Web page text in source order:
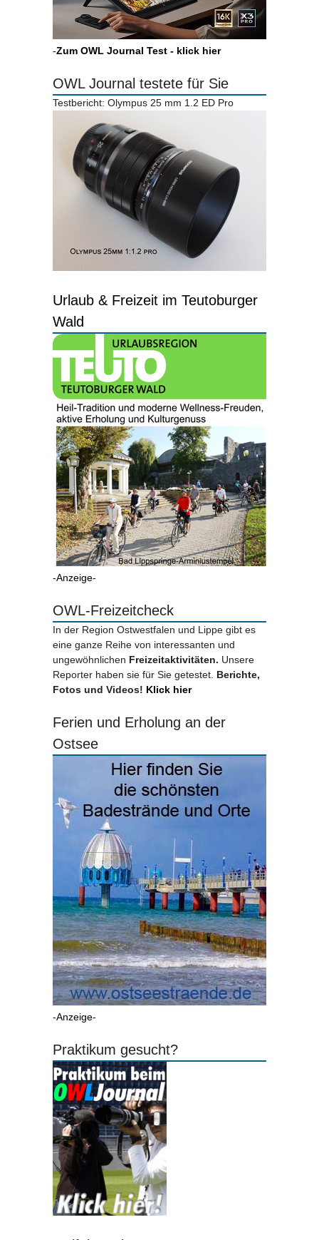
-Zum OWL Journal Test - klick hier
OWL Journal testete für Sie
Testbericht: Olympus 25 mm 1.2 ED Pro
Urlaub & Freizeit im Teutoburger
Wald
-Anzeige-
OWL-Freizeitcheck
In der Region Ostwestfalen und Lippe gibt es
eine ganze Reihe von interessanten und
ungewöhnlichen Freizeitaktivitäten. Unsere
Reporter haben sie für Sie getestet. Berichte,
Fotos und Videos! Klick hier
Ferien und Erholung an der
Ostsee
-Anzeige-
Praktikum gesucht?